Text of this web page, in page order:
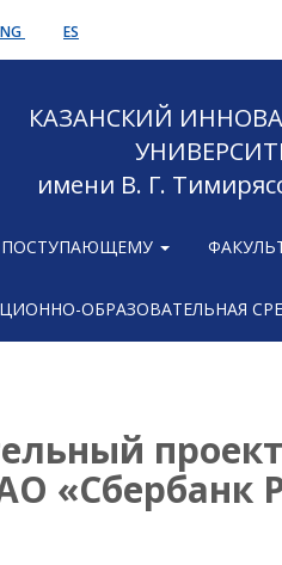
ES
КАЗАНСКИЙ
имени В. Г.
ПОСТУПАЮЩЕМУ
ОБРАЗОВАТЕЛЬНАЯ
«Сбербанк